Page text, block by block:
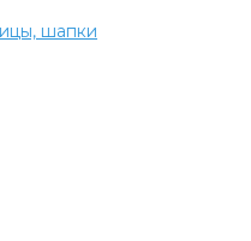
шапки